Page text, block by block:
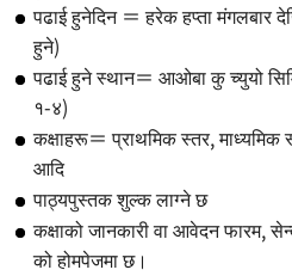
पढाई हुनेदिन ＝ हरेक हप्ता मंगलबार
हुने)
पढाई हुने स्थान＝ आओबा कु च्युयो
१-४)
कक्षाहरू＝ प्राथमिक स्तर, माध्यमिक
आदि
पाठ्यपुस्तक शुल्क लाग्ने छ
कक्षाको जानकारी वा आवेदन फारम,
को होमपेजमा छ।